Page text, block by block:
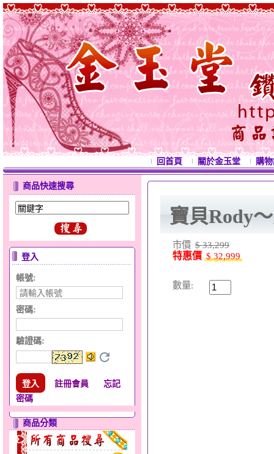
回首頁 關於金玉堂 購
商品快速搜尋
登入
帳號:
密碼:
驗證碼:
註冊會員
忘記
密碼
商品分類
寶貝Rody
市價 $ 33,299
特惠價 $ 32,999
數量: